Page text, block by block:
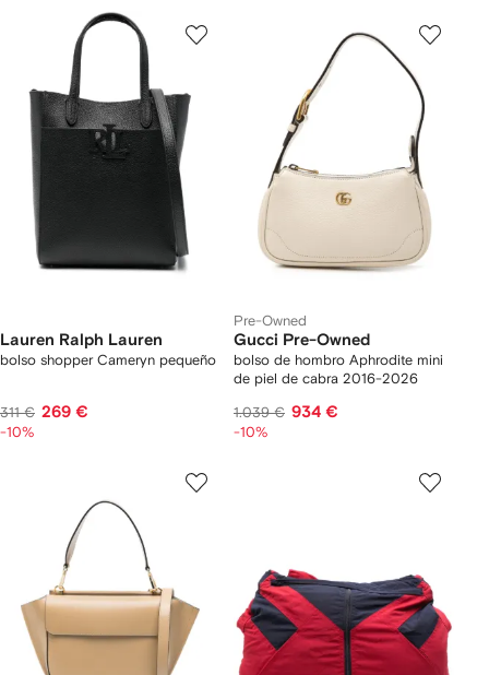
Lauren Ralph Lauren
bolso shopper Cameryn pequeño
311 € 269 €
-10%
Pre-Owned
Gucci Pre-Owned
bolso de hombro Aphrodite mini
de piel de cabra 2016-2026
1.039 € 934 €
-10%